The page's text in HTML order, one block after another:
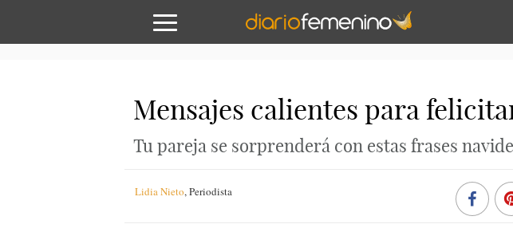
Mensajes calientes para
Tu pareja se sorprenderá con estas frases
Lidia Nieto,Periodista